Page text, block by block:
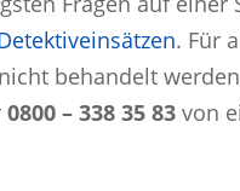
. Für
behandelt
0800 – 338 35 83 von